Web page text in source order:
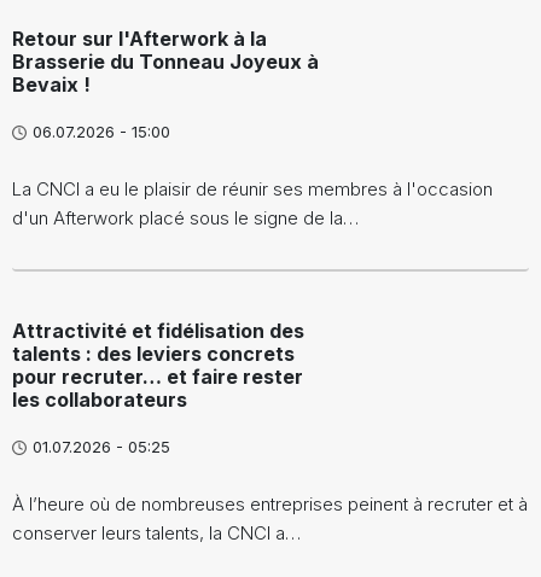
Retour sur l'Afterwork à la
Brasserie du Tonneau Joyeux à
Bevaix !
06.07.2026 - 15:00
La CNCI a eu le plaisir de réunir ses membres à l'occasion
d'un Afterwork placé sous le signe de la…
Attractivité et fidélisation des
talents : des leviers concrets
pour recruter… et faire rester
les collaborateurs
01.07.2026 - 05:25
À l’heure où de nombreuses entreprises peinent à recruter et à
conserver leurs talents, la CNCI a…